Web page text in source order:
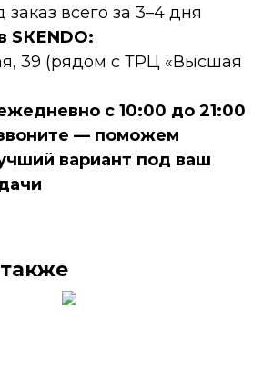
всего за 3–4 дня
SКЕNDО:
39 (рядом с ТРЦ «Высшая
с 10:00 до 21:00
— поможем
вариант под ваш